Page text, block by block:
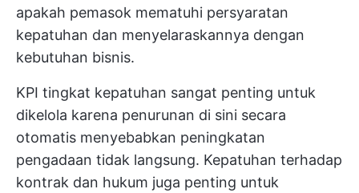
apakah pemasok mematuhi persyaratan
kepatuhan dan menyelaraskannya dengan
kebutuhan bisnis.
KPI tingkat kepatuhan sangat penting untuk
dikelola karena penurunan di sini secara
otomatis menyebabkan peningkatan
pengadaan tidak langsung. Kepatuhan terhadap
kontrak dan hukum juga penting untuk